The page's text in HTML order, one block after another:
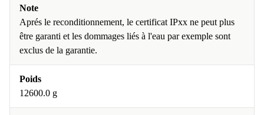
Note
Aprés le reconditionnement, le certificat IPxx ne peut plus
être garanti et les dommages liés à l'eau par exemple sont
exclus de la garantie.
Poids
12600.0 g